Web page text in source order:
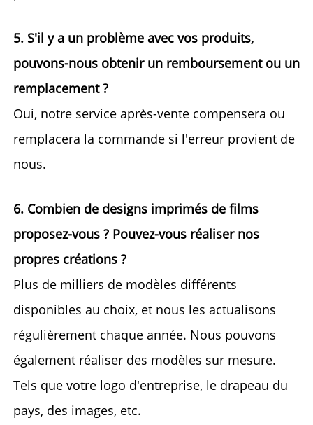
5. S'il y a un problème avec vos produits,
pouvons-nous obtenir un remboursement ou un
remplacement ?
Oui, notre service après-vente compensera ou
remplacera la commande si l'erreur provient de
nous.
6. Combien de designs imprimés de films
proposez-vous ? Pouvez-vous réaliser nos
propres créations ?
Plus de milliers de modèles différents
disponibles au choix, et nous les actualisons
régulièrement chaque année. Nous pouvons
également réaliser des modèles sur mesure.
Tels que votre logo d'entreprise, le drapeau du
pays, des images, etc.